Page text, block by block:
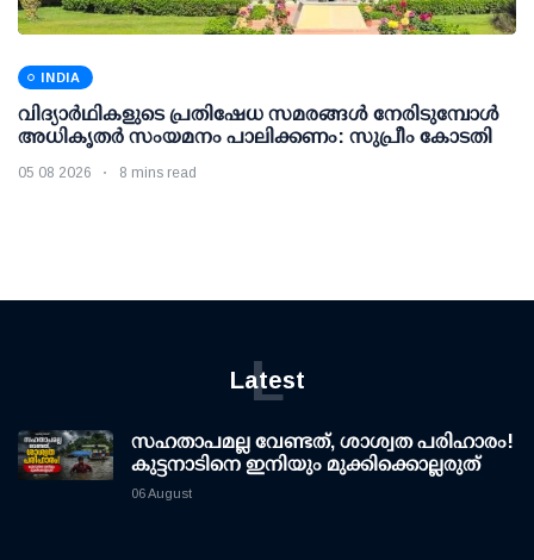
INDIA
വിദ്യാര്‍ഥികളുടെ പ്രതിഷേധ സമരങ്ങള്‍ നേരിടുമ്പോള്‍
അധികൃതര്‍ സംയമനം പാലിക്കണം: സുപ്രീം കോടതി
05 08 2026 8 mins read
Latest
L
സഹതാപമല്ല വേണ്ടത്, ശാശ്വത പരിഹാരം!
കുട്ടനാടിനെ ഇനിയും മുക്കിക്കൊല്ലരുത്
06 August